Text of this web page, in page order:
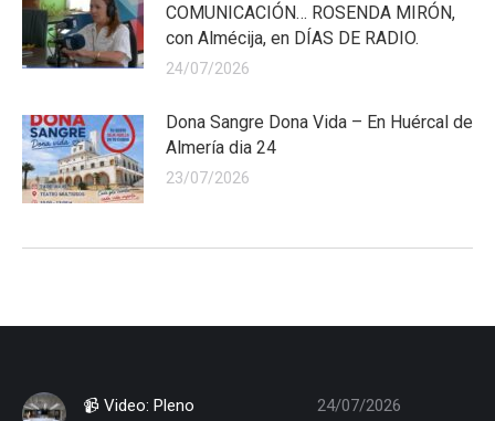
COMUNICACIÓN… ROSENDA MIRÓN,
con Almécija, en DÍAS DE RADIO.
24/07/2026
Dona Sangre Dona Vida – En Huércal de
Almería dia 24
23/07/2026
📹 Video: Pleno
24/07/2026